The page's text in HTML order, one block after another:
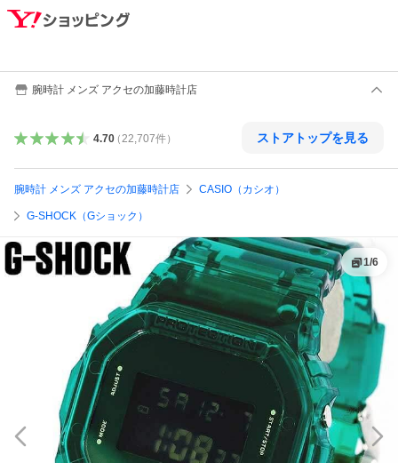
腕時計 メンズ アクセの加藤時計店
4.70（ 22,707件） ストアトップを見る
腕時計 メンズ アクセの加藤時計店 CASIO（カシオ）
G-SHOCK（Gショック）
1/6